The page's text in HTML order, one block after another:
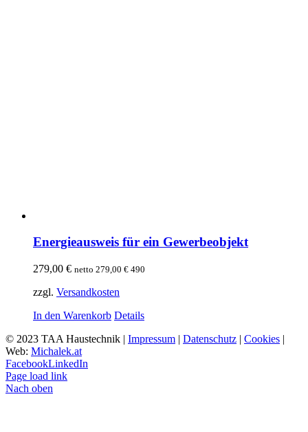
Energieausweis für ein Gewerbeobjekt
279,00 € netto 279,00 € 490
zzgl. Versandkosten
In den Warenkorb Details
© 2023 TAA Haustechnik | Impressum | Datenschutz | Cookies |
Web: Michalek.at
FacebookLinkedIn
Page load link
Nach oben